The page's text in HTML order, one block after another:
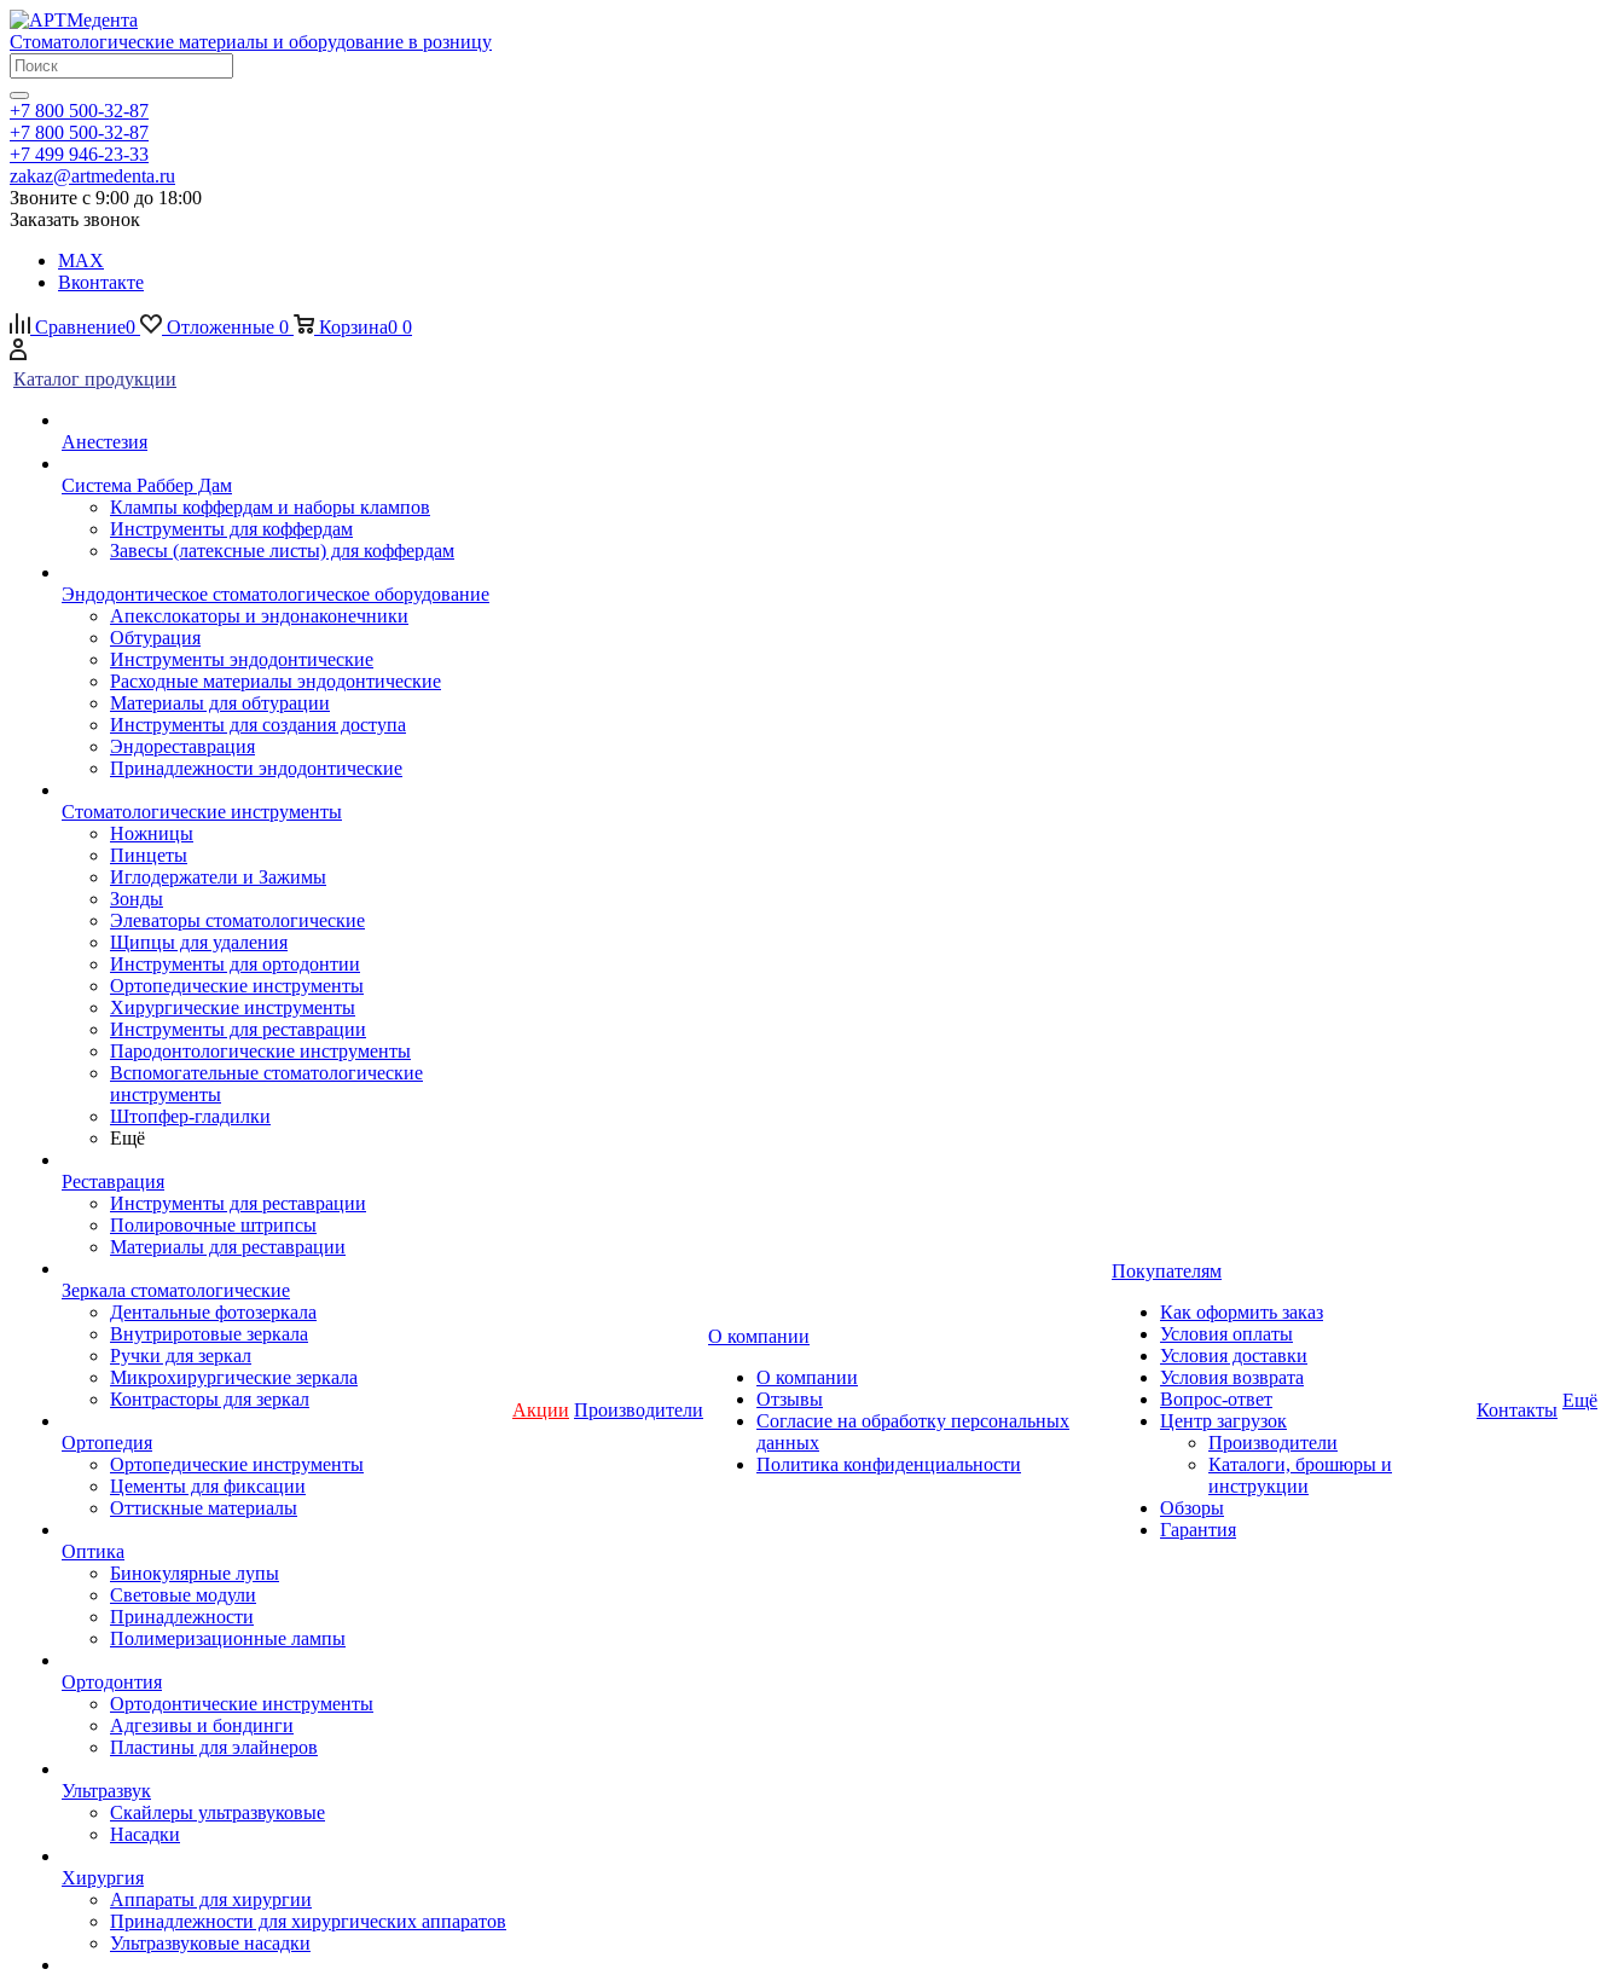
Стоматологические материалы и оборудование в розницу
+7 800 500-32-87
+7 800 500-32-87
+7 499 946-23-33
zakaz@artmedenta.ru
Звоните с 9:00 до 18:00
Заказать звонок
MAX
Вконтакте
Сравнение0 Отложенные 0 Корзина0 0
Каталог продукции
Анестезия
Система Раббер Дам
Клампы коффердам и наборы клампов
Инструменты для коффердам
Завесы (латексные листы) для коффердам
Эндодонтическое стоматологическое оборудование
Апекслокаторы и эндонаконечники
Обтурация
Инструменты эндодонтические
Расходные материалы эндодонтические
Материалы для обтурации
Инструменты для создания доступа
Эндореставрация
Принадлежности эндодонтические
Стоматологические инструменты
Ножницы
Пинцеты
Иглодержатели и Зажимы
Зонды
Элеваторы стоматологические
Щипцы для удаления
Инструменты для ортодонтии
Ортопедические инструменты
Хирургические инструменты
Инструменты для реставрации
Пародонтологические инструменты
Вспомогательные стоматологические
инструменты
Штопфер-гладилки
Ещё
Реставрация
Инструменты для реставрации
Полировочные штрипсы
Материалы для реставрации
Зеркала стоматологические
Дентальные фотозеркала
Внутриротовые зеркала
Ручки для зеркал
Микрохирургические зеркала
Контрасторы для зеркал
Ортопедия
Ортопедические инструменты
Цементы для фиксации
Оттискные материалы
Оптика
Бинокулярные лупы
Световые модули
Принадлежности
Полимеризационные лампы
Ортодонтия
Ортодонтические инструменты
Адгезивы и бондинги
Пластины для элайнеров
Ультразвук
Скайлеры ультразвуковые
Насадки
Хирургия
Аппараты для хирургии
Принадлежности для хирургических аппаратов
Ультразвуковые насадки
Акции Производители
О компании
О компании
Отзывы
Согласие на обработку персональных
данных
Политика конфиденциальности
Покупателям
Как оформить заказ
Условия оплаты
Условия доставки
Условия возврата
Вопрос-ответ
Центр загрузок
Производители
Каталоги, брошюры и
инструкции
Обзоры
Гарантия
Контакты Ещё